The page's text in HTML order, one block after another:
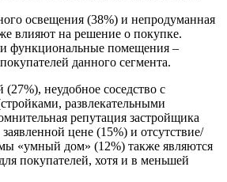
освещения (38%) и непродуманная
влияют на решение о покупке.
функциональные помещения –
данного сегмента.
неудобное соседство с
развлекательными
репутация застройщика
цене (15%) и отсутствие/
«умный дом» (12%) также являются
покупателей, хотя и в меньшей